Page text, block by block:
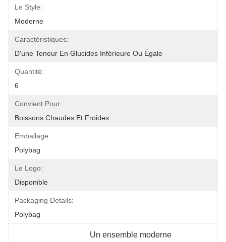
Le Style:
Moderne
Caractéristiques:
D'une Teneur En Glucides Inférieure Ou Égale
Quantité:
6
Convient Pour:
Boissons Chaudes Et Froides
Emballage:
Polybag
Le Logo:
Disponible
Packaging Details:
Polybag
Un ensemble moderne